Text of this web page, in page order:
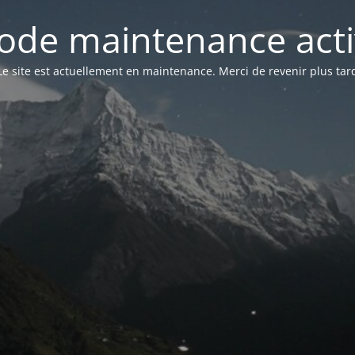
maintenance
site est actuellement en maintenance. Merci de revenir plus